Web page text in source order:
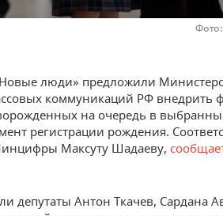
люди» предложили
коммуникаций РФ внедрить
на очередь в
регистрации рождения.
Максуту Шадаеву,
депутаты Антон Ткачев, Сардана